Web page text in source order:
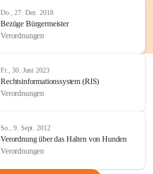
Do., 27. Dez. 2018
Bezüge Bürgermeister
Verordnungen
Fr., 30. Juni 2023
Rechtsinformationssystem (RIS)
Verordnungen
So., 9. Sept. 2012
Verordnung über das Halten von Hunden
Verordnungen